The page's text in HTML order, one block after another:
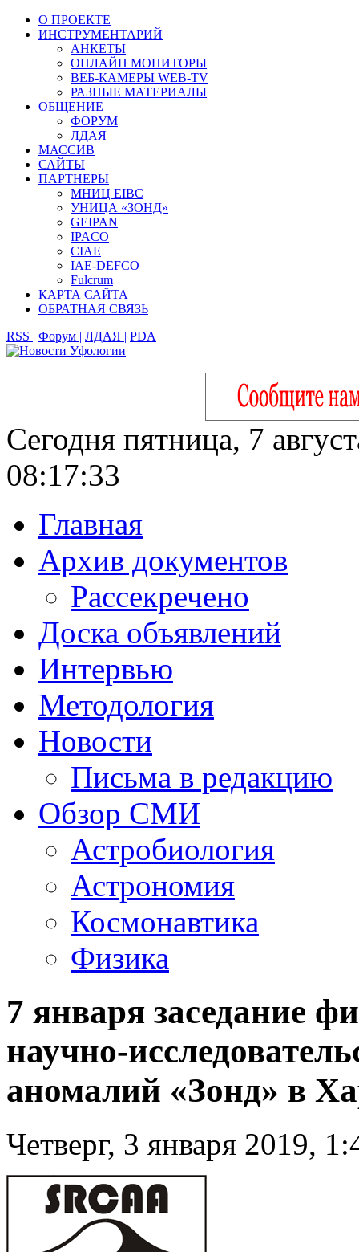
О ПРОЕКТЕ
ИНСТРУМЕНТАРИЙ
АНКЕТЫ
ОНЛАЙН МОНИТОРЫ
ВЕБ-КАМЕРЫ WEB-TV
РАЗНЫЕ МАТЕРИАЛЫ
ОБЩЕНИЕ
ФОРУМ
ЛДАЯ
МАССИВ
САЙТЫ
ПАРТНЕРЫ
МНИЦ EIBC
УНИЦА «ЗОНД»
GEIPAN
IPACO
CIAE
IAE-DEFCO
Fulcrum
КАРТА САЙТА
ОБРАТНАЯ СВЯЗЬ
RSS | Форум | ЛДАЯ | PDA
Сегодня пятница, 7
08:17:34
Главная
Архив документов
Рассекречено
Доска объявлений
Интервью
Методология
Новости
Письма в редакцию
Обзор СМИ
Астробиология
Астрономия
Космонавтика
Физика
7 января заседание
научно-
аномалий «Зонд» в
Четверг, 3 января 2019,